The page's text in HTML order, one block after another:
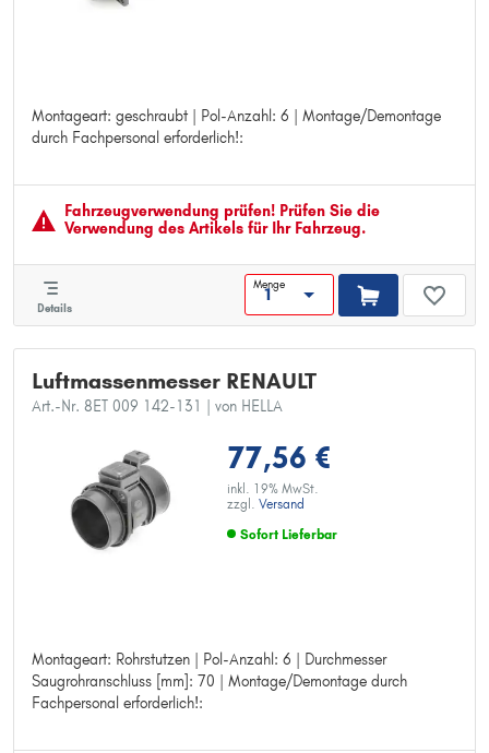
Montageart: geschraubt | Pol-Anzahl: 6 | Montage/Demontage
durch Fachpersonal erforderlich!:
Montageart: geschraubt
Pol-Anzahl: 6
Fahrzeugver­wendung prüfen! Prüfen Sie die
Verwendung des Artikels für Ihr Fahrzeug.
Details
Menge
Luftmassenmesser RENAULT
Art.-Nr. 8ET 009 142-131 | von HELLA
77,56 €
inkl. 19% MwSt.
zzgl. Versand
Sofort Lieferbar
Montageart: Rohrstutzen | Pol-Anzahl: 6 | Durchmesser
Saugrohranschluss [mm]: 70 | Montage/Demontage durch
Fachpersonal erforderlich!:
Montageart: Rohrstutzen
Pol-Anzahl: 6
Durchmesser Saugrohranschluss [mm]: 70